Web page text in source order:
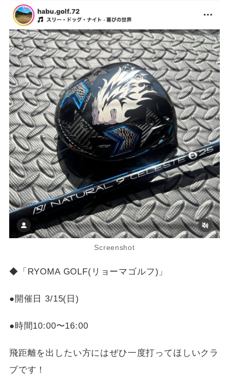
Screenshot
◆「RYOMA GOLF(リョーマゴルフ)」
●開催日 3/15(日)
●時間10:00〜16:00
飛距離を出したい方にはぜひ一度打ってほしいクラ
ブです！